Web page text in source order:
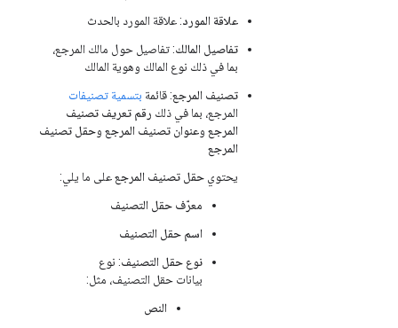
علاقة المورد: علاقة المورد بالحدث
تفاصيل المالك: تفاصيل حول مالك المرجع،
بما في ذلك نوع المالك وهوية المالك
تصنيف المرجع: قائمة بتسمية تصنيفات
المرجع، بما في ذلك رقم تعريف تصنيف
المرجع وعنوان تصنيف المرجع وحقل تصنيف
المرجع
يحتوي حقل تصنيف المرجععلى ما يلي:
معرّف حقل التصنيف
اسم حقل التصنيف
نوع حقل التصنيف: نوع
بيانات حقل التصنيف، مثل:
النص